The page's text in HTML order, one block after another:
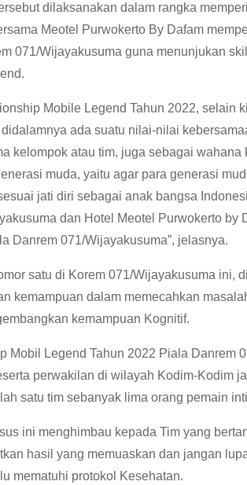
dilaksanakan dalam rangka
Meotel Purwokerto By Dafam
071/Wijayakusuma guna menunjukan
Mobile Legend Tahun 2022, selain
ada suatu nilai-nilai
kelompok atau tim, juga sebagai wahana
muda, yaitu agar para generasi
jati diri sebagai anak bangsa
dan Hotel Meotel Purwokerto by
Danrem 071/Wijayakusuma”, jelasnya.
satu di Korem 071/Wijayakusuma ini,
kemampuan dalam memecahkan
kemampuan Kognitif.
Mobil Legend Tahun 2022 Piala Danrem
perwakilan di wilayah Kodim-Kodim
satu tim sebanyak lima orang pemain
ini menghimbau kepada Tim yang
hasil yang memuaskan dan jangan
mematuhi protokol Kesehatan.